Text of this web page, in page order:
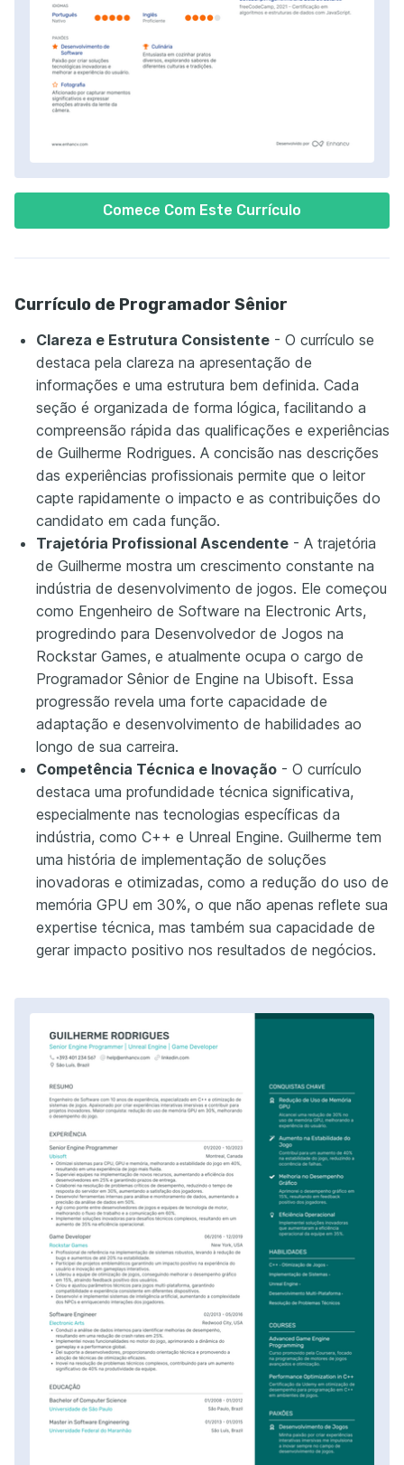
Comece Com Este Currículo
Currículo de Programador Sênior
Clareza e Estrutura Consistente - O currículo se
destaca pela clareza na apresentação de
informações e uma estrutura bem definida. Cada
seção é organizada de forma lógica, facilitando a
compreensão rápida das qualificações e experiências
de Guilherme Rodrigues. A concisão nas descrições
das experiências profissionais permite que o leitor
capte rapidamente o impacto e as contribuições do
candidato em cada função.
Trajetória Profissional Ascendente - A trajetória
de Guilherme mostra um crescimento constante na
indústria de desenvolvimento de jogos. Ele começou
como Engenheiro de Software na Electronic Arts,
progredindo para Desenvolvedor de Jogos na
Rockstar Games, e atualmente ocupa o cargo de
Programador Sênior de Engine na Ubisoft. Essa
progressão revela uma forte capacidade de
adaptação e desenvolvimento de habilidades ao
longo de sua carreira.
Competência Técnica e Inovação - O currículo
destaca uma profundidade técnica significativa,
especialmente nas tecnologias específicas da
indústria, como C++ e Unreal Engine. Guilherme tem
uma história de implementação de soluções
inovadoras e otimizadas, como a redução do uso de
memória GPU em 30%, o que não apenas reflete sua
expertise técnica, mas também sua capacidade de
gerar impacto positivo nos resultados de negócios.